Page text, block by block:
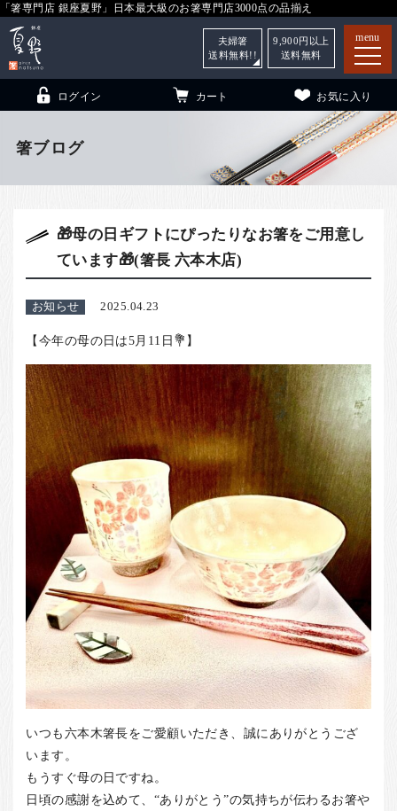
「箸専門店 銀座夏野」日本最大級のお箸専門店3000点の品揃え
menu
子供和食器（贈答用・自宅用）
銀座夏野・箸長について
こども和食器 小夏 について
ご利用ガイド
法人・飲食店のお客様
お客様の声
店舗紹介
お問い合わせ
English
ログイン カート お気に入り
夫婦箸
送料無料!!
9,900 円以上
送料無料
箸ブログ
🎁母の日ギフトにぴったりなお箸をご用意し
ています🎁(箸長 六本木店)
お知らせ 2025.04.23
【今年の母の日は5月11日💐】
いつも六本木箸長をご愛顧いただき、誠にありがとうござ
います。
もうすぐ母の日ですね。
日頃の感謝を込めて、“ありがとう”の気持ちが伝わるお箸や